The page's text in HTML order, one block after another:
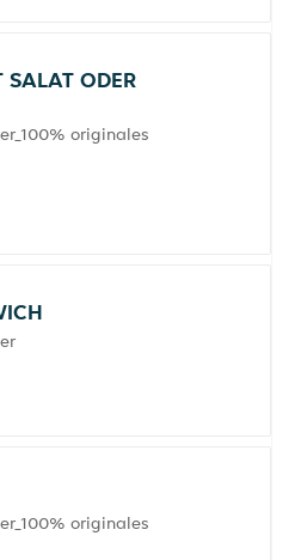
SALAT ODER
originales
originales